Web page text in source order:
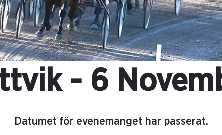
- 6
Datumet för evenemanget har passerat.